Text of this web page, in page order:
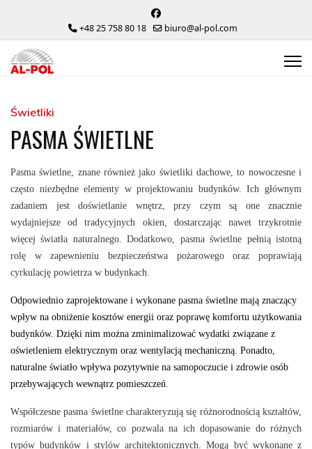
+48 25 758 80 18 biuro@al-pol.com
Świetliki
PASMA ŚWIETLNE
Pasma świetlne, znane również jako świetliki dachowe, to nowoczesne i
często niezbędne elementy w projektowaniu budynków. Ich głównym
zadaniem jest doświetlanie wnętrz, przy czym są one znacznie
wydajniejsze od tradycyjnych okien, dostarczając nawet trzykrotnie
więcej światła naturalnego. Dodatkowo, pasma świetlne pełnią istotną
rolę w zapewnieniu bezpieczeństwa pożarowego oraz poprawiają
cyrkulację powietrza w budynkach.
Odpowiednio zaprojektowane i wykonane pasma świetlne mają znaczący
wpływ na obniżenie kosztów energii oraz poprawę komfortu użytkowania
budynków. Dzięki nim można zminimalizować wydatki związane z
oświetleniem elektrycznym oraz wentylacją mechaniczną. Ponadto,
naturalne światło wpływa pozytywnie na samopoczucie i zdrowie osób
przebywających wewnątrz pomieszczeń.
Współczesne pasma świetlne charakteryzują się różnorodnością kształtów,
rozmiarów i materiałów, co pozwala na ich dopasowanie do różnych
typów budynków i stylów architektonicznych. Mogą być wykonane z